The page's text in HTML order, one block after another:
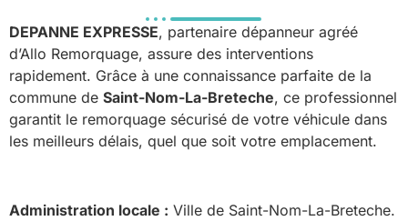
DEPANNE EXPRESSE, partenaire dépanneur agréé
d’Allo Remorquage, assure des interventions
rapidement. Grâce à une connaissance parfaite de la
commune de Saint-Nom-La-Breteche, ce professionnel
garantit le remorquage sécurisé de votre véhicule dans
les meilleurs délais, quel que soit votre emplacement.
Administration locale : Ville de Saint-Nom-La-Breteche.